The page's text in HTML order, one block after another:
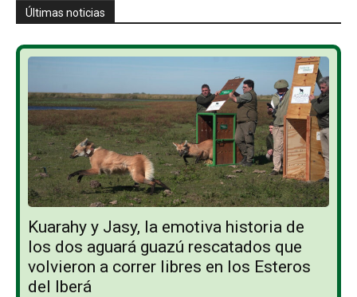
Últimas noticias
Kuarahy y Jasy, la emotiva historia de
los dos aguará guazú rescatados que
volvieron a correr libres en los Esteros
del Iberá